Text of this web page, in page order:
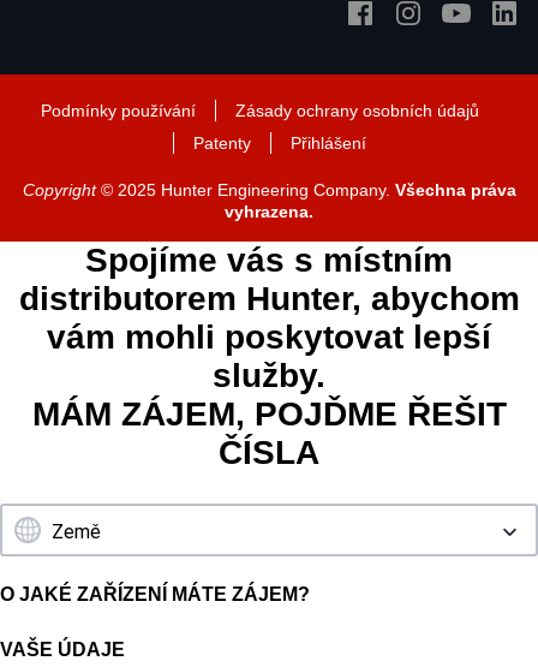
Podmínky používání
Zásady ochrany osobních údajů
Patenty
Přihlášení
Copyright© 2025 Hunter Engineering Company. Všechna práva
vyhrazena.
Spojíme vás s místním
distributorem Hunter, abychom
vám mohli poskytovat lepší
služby.
MÁM ZÁJEM, POJĎME ŘEŠIT
ČÍSLA
O JAKÉ ZAŘÍZENÍ MÁTE ZÁJEM?
VAŠE ÚDAJE